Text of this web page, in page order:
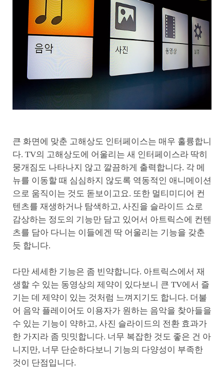
큰 화면에 맞춘 고해상도 인터페이스는 매우 훌륭합니
다. TV의 고해상도에 어울리는 새 인터페이스라 딱히
뭉개짐도 나타나지 않고 깔끔하게 출력합니다. 각 메
뉴를 이동할 때 심심하지 않도록 역동적인 애니메이션
으로 움직이는 것도 돋보이고요. 또한 멀티미디어 컨
텐츠를 재생하거나 탐색하고, 사진을 슬라이드 쇼로
감상하는 정도의 기능만 담고 있어서 아트릭스에 컨텐
츠를 담아 다니는 이들에겐 딱 어울리는 기능을 갖춘
듯 합니다.
다만 세세한 기능은 좀 빈약합니다. 아트릭스에서 재
생할 수 있는 동영상의 제약이 있다보니 큰 TV에서 즐
기는 데 제약이 있는 것처럼 느껴지기도 합니다. 더불
어 음악 플레이어도 이용자가 원하는 음악을 찾아들을
수 있는 기능이 약하고, 사진 슬라이드의 전환 효과가
한 가지라 좀 밋밋합니다. 너무 복잡한 것도 좋은 건 아
니지만, 너무 단순하다보니 기능의 다양성이 부족한
것이 단점입니다.